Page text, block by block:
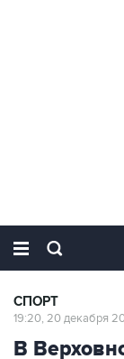
СПОРТ
19:20, 20 декабря
В